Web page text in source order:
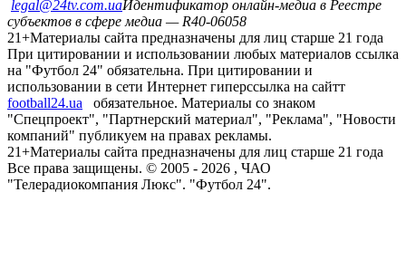
legal@24tv.com.uaИдентификатор онлайн-медиа в Реестре
субъектов в сфере медиа — R40-06058
21+Материалы сайта предназначены для лиц старше 21 года
При цитировании и использовании любых материалов ссылка
на "Футбол 24" обязательна. При цитировании и
использовании в сети Интернет гиперссылка на сайтт
football24.ua
обязательное. Материалы со знаком
"Спецпроект", "Партнерский материал", "Реклама", "Новости
компаний" публикуем на правах рекламы.
21+Материалы сайта предназначены для лиц старше 21 года
Все права защищены. © 2005 - 2026 , ЧАО
"Телерадиокомпания Люкс". "Футбол 24".